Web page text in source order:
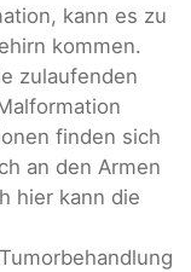
kann es zu
kommen.
zulaufenden
finden sich
an den Armen
hier kann die